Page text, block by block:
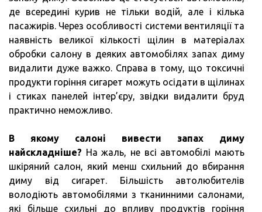
де всередині курив не тільки водій, але і кілька
пасажирів. Через особливості системи вентиляції та
наявність великої кількості щілин в матеріалах
обробки салону в деяких автомобілях запах диму
видалити дуже важко. Справа в тому, що токсичні
продукти горіння сигарет можуть осідати в щілинах
і стиках панелей інтер’єру, звідки видалити бруд
практично неможливо.
В якому салоні вивести запах диму
найскладніше? На жаль, не всі автомобілі мають
шкіряний салон, який менш схильний до вбирання
диму від сигарет. Більшість автолюбителів
володіють автомобілями з тканинними салонами,
які більше схильні до впливу продуктів горіння